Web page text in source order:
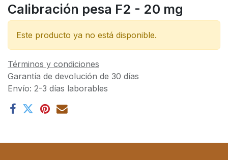
Calibración pesa F2 - 20 mg
Este producto ya no está disponible.
Términos y condiciones
Garantía de devolución de 30 días
Envío: 2-3 días laborables